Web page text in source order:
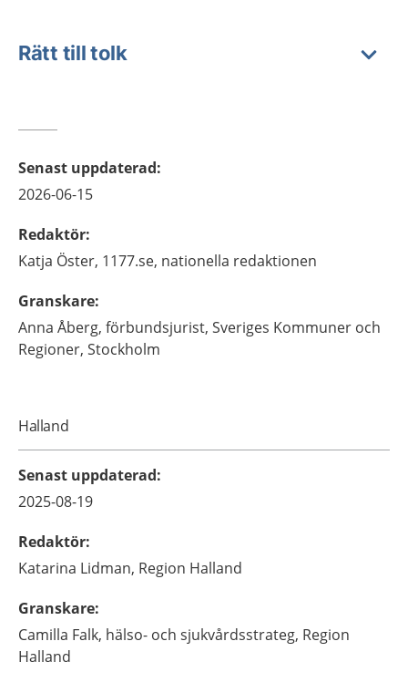
Rätt till tolk
Senast uppdaterad:
2026-06-15
Redaktör:
Katja Öster, 1177.se, nationella redaktionen
Granskare:
Anna Åberg, förbundsjurist, Sveriges Kommuner och
Regioner, Stockholm
Halland
Senast uppdaterad:
2025-08-19
Redaktör:
Katarina Lidman, Region Halland
Granskare:
Camilla Falk, hälso- och sjukvårdsstrateg, Region
Halland